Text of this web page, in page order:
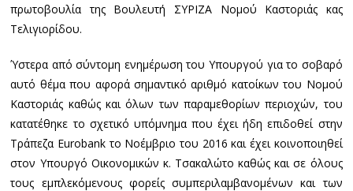
πρωτοβουλία της Βουλευτή ΣΥΡΙΖΑ Νομού Καστοριάς κας
Τελιγιορίδου.
Ύστερα από σύντομη ενημέρωση του Υπουργού για το σοβαρό
αυτό θέμα που αφορά σημαντικό αριθμό κατοίκων του Νομού
Καστοριάς καθώς και όλων των παραμεθορίων περιοχών, του
κατατέθηκε το σχετικό υπόμνημα που έχει ήδη επιδοθεί στην
Τράπεζα Eurobank το Νοέμβριο του 2016 και έχει κοινοποιηθεί
στον Υπουργό Οικονομικών κ. Τσακαλώτο καθώς και σε όλους
τους εμπλεκόμενους φορείς συμπεριλαμβανομένων και των